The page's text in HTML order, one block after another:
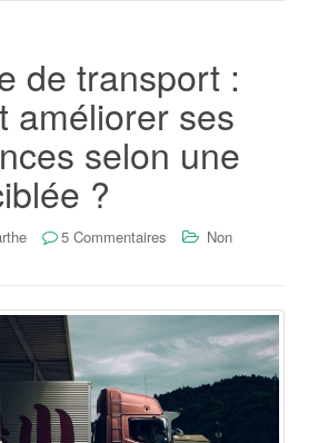
de transport :
améliorer ses
selon une
?
5 Commentaires
Non